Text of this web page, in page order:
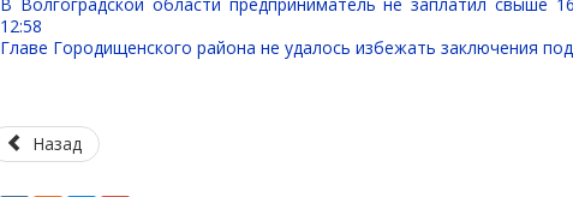
12:58
Главе Городищенского района не удалось избежать заключения
Назад